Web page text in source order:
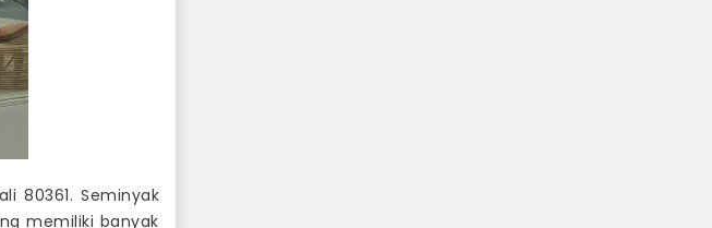
80361. Seminyak
memiliki banyak